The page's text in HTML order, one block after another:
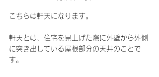
こちらは軒天になります。
軒天とは、住宅を見上げた際に外壁から外側
に突き出している屋根部分の天井のことで
す。